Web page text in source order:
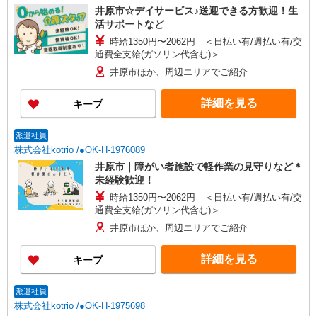
井原市☆デイサービス♪送迎できる方歓迎！生
活サポートなど
時給1350円〜2062円 ＜日払い有/週払い有/交
通費全支給(ガソリン代含む)＞
井原市ほか、周辺エリアでご紹介
キープ 詳細を見る
派遣社員
株式会社kotrio /●OK-H-1976089
井原市｜障がい者施設で軽作業の見守りなど＊
未経験歓迎！
時給1350円〜2062円 ＜日払い有/週払い有/交
通費全支給(ガソリン代含む)＞
井原市ほか、周辺エリアでご紹介
キープ 詳細を見る
派遣社員
株式会社kotrio /●OK-H-1975698